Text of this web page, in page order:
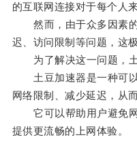
的互联网连接对于每个人
然而，由于众多因素的
迟、访问限制等问题，这
为了解决这一问题，土
土豆加速器是一种可以
网络限制、减少延迟，从
它可以帮助用户避免网
提供更流畅的上网体验。